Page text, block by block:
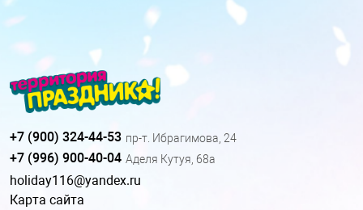
+7 (900) 324-44-53 пр-т. Ибрагимова, 24
+7 (996) 900-40-04 Аделя Кутуя, 68а
holiday116@yandex.ru
Карта сайта